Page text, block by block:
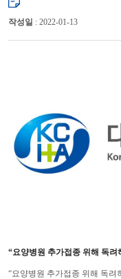
작성일 : 2022-01-13
“요양병원 추가접종 위해 독려
“요양병원 추가접종 위해 독